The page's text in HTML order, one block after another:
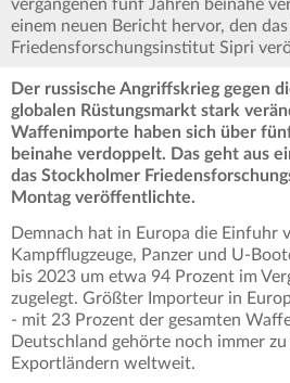
vergangenen fünf Jahren beinahe
einem neuen Bericht hervor, den
Friedensforschungsinstitut Sipri
Der russische Angriffskrieg gegen
globalen Rüstungsmarkt stark
Waffenimporte haben sich über
beinahe verdoppelt. Das geht aus
das Stockholmer
Montag veröffentlichte.
Demnach hat in Europa die Einfuhr
Kampfflugzeuge, Panzer und U-
bis 2023 um etwa 94 Prozent im
zugelegt. Größter Importeur in
- mit 23 Prozent der gesamten
Deutschland gehörte noch immer
Exportländern weltweit.